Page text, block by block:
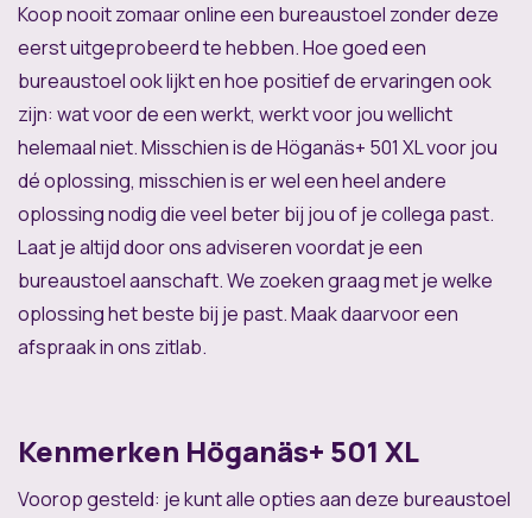
Koop nooit zomaar online een bureaustoel zonder deze
eerst uitgeprobeerd te hebben. Hoe goed een
bureaustoel ook lijkt en hoe positief de ervaringen ook
zijn: wat voor de een werkt, werkt voor jou wellicht
helemaal niet. Misschien is de Höganäs+ 501 XL voor jou
dé oplossing, misschien is er wel een heel andere
oplossing nodig die veel beter bij jou of je collega past.
Laat je altijd door ons adviseren voordat je een
bureaustoel aanschaft. We zoeken graag met je welke
oplossing het beste bij je past. Maak daarvoor een
afspraak in ons zitlab.
Kenmerken Höganäs+ 501 XL
Voorop gesteld: je kunt alle opties aan deze bureaustoel